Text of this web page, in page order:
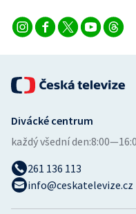
Vodní slalom
Volejbal
Ostatní
Divácké centrum
každý všední den:
261 136 113
info@ceskatelevize.cz